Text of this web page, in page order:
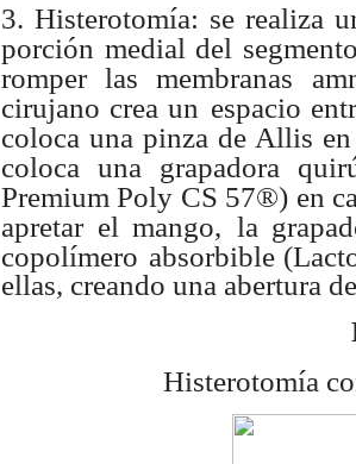
3. Histerotomía: se realiza
porción medial del
romper las membranas
cirujano crea un espacio
coloca una pinza de Allis
coloca una grapadora
Premium Poly CS 57®) en
apretar el mango, la
copolímero absorbible
ellas, creando una abertura
Histerotomía